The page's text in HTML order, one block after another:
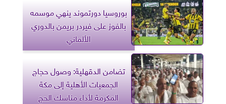
بوروسيا دورتموند ينهي موسمه
بالفوز على فيردر بريمن بالدوري
الألماني
تضامن الدقهلية: وصول حجاج
الجمعيات الأهلية إلى مكة
المكرمة لأداء مناسك الحج